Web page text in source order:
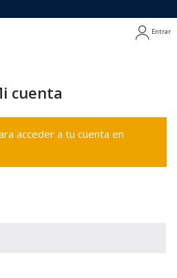
Entrar
cuenta
acceder a tu cuenta en